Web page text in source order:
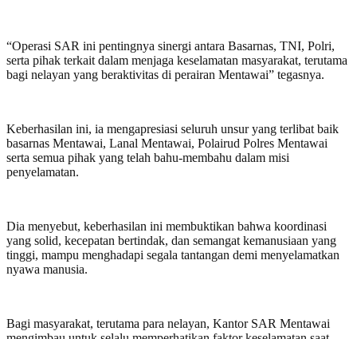
“Operasi SAR ini pentingnya sinergi antara Basarnas, TNI, Polri,
serta pihak terkait dalam menjaga keselamatan masyarakat, terutama
bagi nelayan yang beraktivitas di perairan Mentawai” tegasnya.
Keberhasilan ini, ia mengapresiasi seluruh unsur yang terlibat baik
basarnas Mentawai, Lanal Mentawai, Polairud Polres Mentawai
serta semua pihak yang telah bahu-membahu dalam misi
penyelamatan.
Dia menyebut, keberhasilan ini membuktikan bahwa koordinasi
yang solid, kecepatan bertindak, dan semangat kemanusiaan yang
tinggi, mampu menghadapi segala tantangan demi menyelamatkan
nyawa manusia.
Bagi masyarakat, terutama para nelayan, Kantor SAR Mentawai